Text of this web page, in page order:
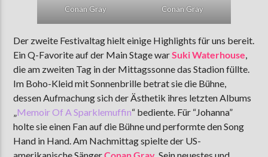
Conan Gray
Conan Gray
Der zweite Festivaltag hielt einige Highlights für uns bereit.
Ein Q-Favorite auf der Main Stage warSuki Waterhouse
die am zweiten Tag in der Mittagssonne das Stadion füllte.
Im Boho-Kleid mit Sonnenbrille betrat sie die Bühne,
dessen Aufmachung sich der Ästhetik ihres letzten Albums
Memoir Of A Sparklemuffin“ bediente. Für “Johanna”
holte sie einen Fan auf die Bühne und performte den Song
Hand in Hand. Am Nachmittag spielte der US-